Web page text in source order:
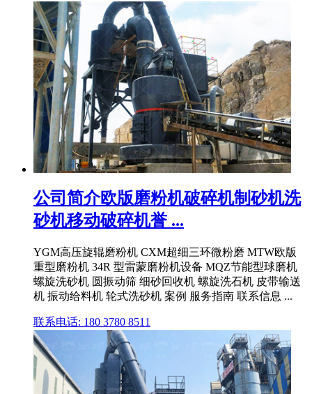
公司简介欧版磨粉机破碎机制砂机洗
砂机移动破碎机誉 ...
YGM高压旋辊磨粉机 CXM超细三环微粉磨 MTW欧版
重型磨粉机 34R 型雷蒙磨粉机设备 MQZ节能型球磨机
螺旋洗砂机 圆振动筛 细砂回收机 螺旋洗石机 皮带输送
机 振动给料机 轮式洗砂机 案例 服务指南 联系信息 ...
联系电话: 180 3780 8511